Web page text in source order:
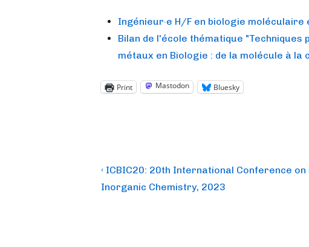
Ingénieur·e H/F en biologie moléculaire
Bilan de l'école thématique "Techniques
métaux en Biologie : de la molécule à la
Print Mastodon Bluesky
Post
navigation
Previous
Post
‹ ICBIC20: 20th International Conference
Inorganic Chemistry, 2023